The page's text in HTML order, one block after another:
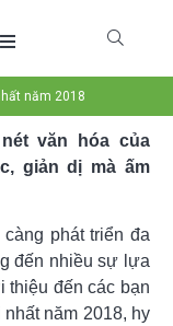
năm 2018
văn hóa của
giản dị mà ấm
phát triển đa
đến nhiều sự lựa
thiệu đến các bạn
nhất năm 2018, hy